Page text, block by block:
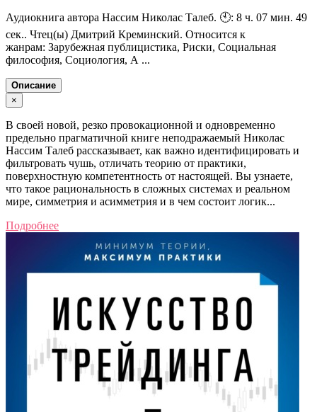
Аудиокнига автора Нассим Николас Талеб. 🕙: 8 ч. 07 мин. 49
сек.. Чтец(ы) Дмитрий Креминский. Относится к
жанрам: Зарубежная публицистика, Риски, Социальная
философия, Социология, А ...
Описание
×
В своей новой, резко провокационной и одновременно
предельно прагматичной книге неподражаемый Николас
Нассим Талеб рассказывает, как важно идентифицировать и
фильтровать чушь, отличать теорию от практики,
поверхностную компетентность от настоящей. Вы узнаете,
что такое рациональность в сложных системах и реальном
мире, симметрия и асимметрия и в чем состоит логик...
Подробнее